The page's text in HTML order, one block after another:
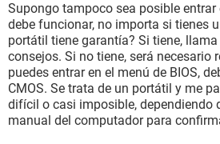
Supongo tampoco sea posible entrar
debe funcionar, no importa si tienes
portátil tiene garantía? Si tiene,
consejos. Si no tiene, será necesario
puedes entrar en el menú de BIOS,
CMOS. Se trata de un portátil y me
difícil o casi imposible, dependiendo
manual del computador para